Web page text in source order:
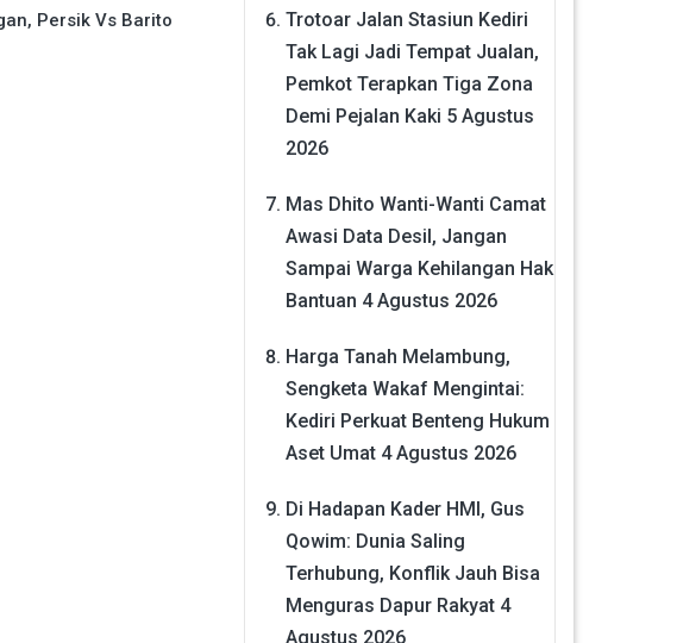
Persik Vs Barito
Trotoar Jalan Stasiun Kediri
Tak Lagi Jadi Tempat Jualan,
Pemkot Terapkan Tiga Zona
Demi Pejalan Kaki 5 Agustus
2026
Mas Dhito Wanti-Wanti Camat
Awasi Data Desil, Jangan
Sampai Warga Kehilangan Hak
Bantuan 4 Agustus 2026
Harga Tanah Melambung,
Sengketa Wakaf Mengintai:
Kediri Perkuat Benteng Hukum
Aset Umat 4 Agustus 2026
Di Hadapan Kader HMI, Gus
Qowim: Dunia Saling
Terhubung, Konflik Jauh Bisa
Menguras Dapur Rakyat 4
Agustus 2026